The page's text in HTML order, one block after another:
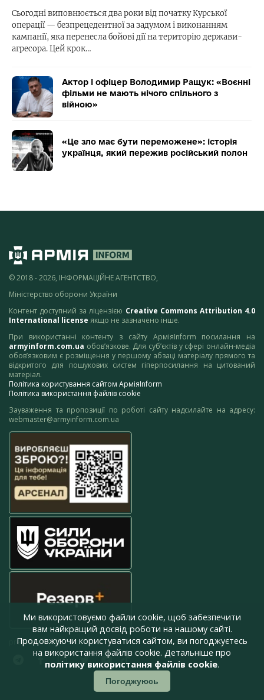
Сьогодні виповнюється два роки від початку Курської
операції — безпрецедентної за задумом і виконанням
кампанії, яка перенесла бойові дії на територію держави-
агресора. Цей крок…
Актор і офіцер Володимир Ращук: «Воєнні
фільми не мають нічого спільного з
війною»
«Це зло має бути переможене»: історія
українця, який пережив російський полон
© 2018 - 2026, ІНФОРМАЦІЙНЕ АГЕНТСТВО,
Міністерство оборони України
Контент доступний за ліцензією Creative Commons Attribution 4.0
International license якщо не зазначено інше.
При використанні контенту з сайту АрміяInform посилання на
armyinform.com.ua обов’язкове. Для суб’єктів у сфері онлайн-медіа
обов’язковим є розміщення у першому абзаці матеріалу прямого та
відкритого для пошукових систем гіперпосилання на цитований
матеріал.
Політика користування сайтом АрміяInform
Політика використання файлів cookie
Зауваження та пропозиції по роботі сайту надсилайте на адресу:
webmaster@armyinform.com.ua
press@armyinform.com.ua
Ми використовуємо файли cookie, щоб забезпечити
вам найкращий досвід роботи на нашому сайті.
Продовжуючи користуватися сайтом, ви погоджуєтесь
на використання файлів cookie. Детальніше про
політику використання файлів cookie.
Погоджуюсь